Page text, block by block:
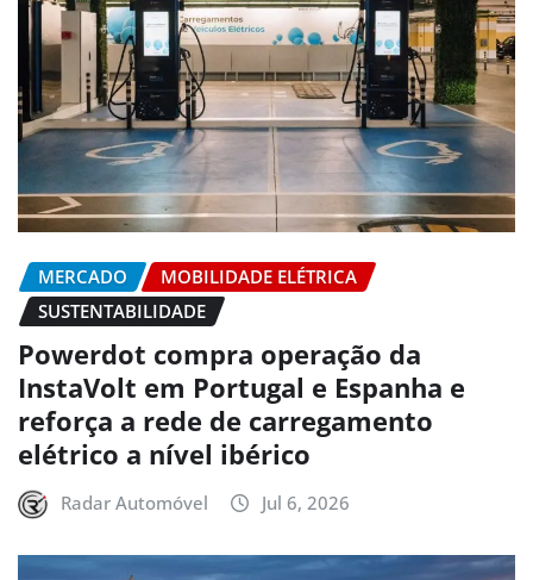
MERCADO
MOBILIDADE ELÉTRICA
SUSTENTABILIDADE
Powerdot compra operação da
InstaVolt em Portugal e Espanha e
reforça a rede de carregamento
elétrico a nível ibérico
Radar Automóvel Jul 6, 2026